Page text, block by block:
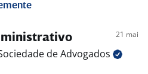
21 mai
deAdvogados